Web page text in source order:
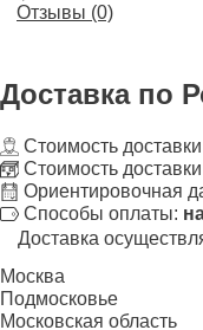
Отзывы (0)
Доставка по
Стоимость
Стоимость
Ориентировочная
Способы оплаты:
Доставка
Москва
Подмосковье
Московская область